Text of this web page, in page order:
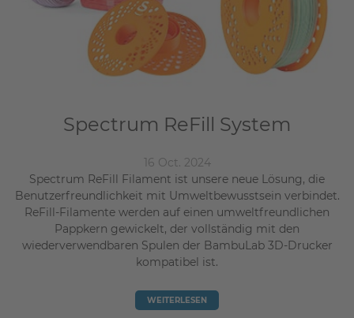
Spectrum ReFill System
16 Oct. 2024
Spectrum ReFill Filament ist unsere neue Lösung, die
Benutzerfreundlichkeit mit Umweltbewusstsein verbindet.
ReFill-Filamente werden auf einen umweltfreundlichen
Pappkern gewickelt, der vollständig mit den
wiederverwendbaren Spulen der BambuLab 3D-Drucker
kompatibel ist.
WEITERLESEN